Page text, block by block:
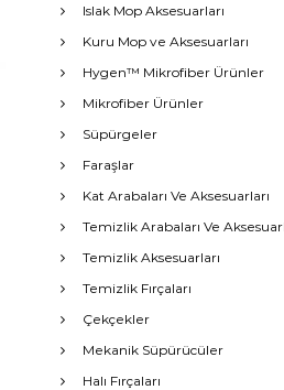
Islak Mop Aksesuarları
Kuru Mop ve Aksesuarları
Hygen™ Mikrofiber Ürünler
Mikrofiber Ürünler
Süpürgeler
Faraşlar
Kat Arabaları Ve Aksesuarları
Temizlik Arabaları Ve
Temizlik Aksesuarları
Temizlik Fırçaları
Çekçekler
Mekanik Süpürücüler
Halı Fırçaları